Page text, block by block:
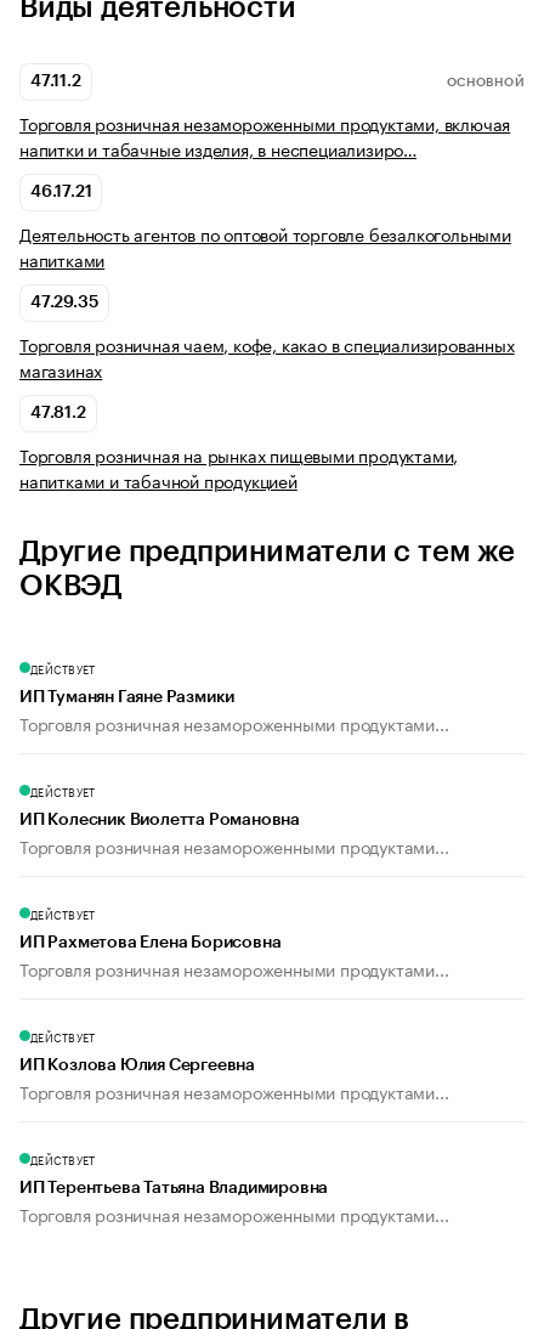
Виды деятельности
47.11.2 ОСНОВНОЙ
Торговля розничная незамороженными продуктами, включая
напитки и табачные изделия, в неспециализиро…
46.17.21
Деятельность агентов по оптовой торговле безалкогольными
напитками
47.29.35
Торговля розничная чаем, кофе, какао в специализированных
магазинах
47.81.2
Торговля розничная на рынках пищевыми продуктами,
напитками и табачной продукцией
Другие предприниматели с тем же
ОКВЭД
ДЕЙСТВУЕТ
ИП Туманян Гаяне Размики
Торговля розничная незамороженными продуктами...
ДЕЙСТВУЕТ
ИП Колесник Виолетта Романовна
Торговля розничная незамороженными продуктами...
ДЕЙСТВУЕТ
ИП Рахметова Елена Борисовна
Торговля розничная незамороженными продуктами...
ДЕЙСТВУЕТ
ИП Козлова Юлия Сергеевна
Торговля розничная незамороженными продуктами...
ДЕЙСТВУЕТ
ИП Терентьева Татьяна Владимировна
Торговля розничная незамороженными продуктами...
Другие предприниматели в